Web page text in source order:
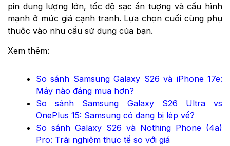
pin dung lượng lớn, tốc độ sạc ấn tượng và cấu hình
mạnh ở mức giá cạnh tranh. Lựa chọn cuối cùng phụ
thuộc vào nhu cầu sử dụng của bạn.
Xem thêm:
So sánh Samsung Galaxy S26 và iPhone 17e:
Máy nào đáng mua hơn?
So sánh Samsung Galaxy S26 Ultra vs
OnePlus 15: Samsung có đang bị lép vế?
So sánh Galaxy S26 và Nothing Phone (4a)
Pro: Trải nghiệm thực tế so với giá